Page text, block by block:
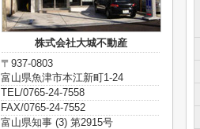
株式会社大城不動産
〒937-0803
富山県魚津市本江新町1-24
TEL/0765-24-7558
FAX/0765-24-7552
富山県知事 (3) 第2915号